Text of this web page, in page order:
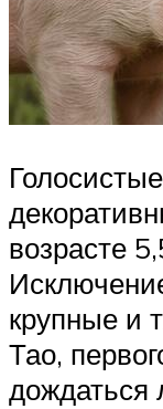
возрасте
крупные и
Тао,
дождаться